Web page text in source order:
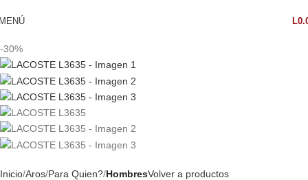
L
-30%
Inicio Aros Para Quien? HombresVolver a productos